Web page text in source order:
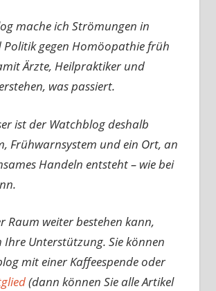
mache ich Strömungen in
Politik gegen Homöopathie früh
Ärzte, Heilpraktiker und
was passiert.
ist der Watchblog deshalb
Frühwarnsystem und ein Ort, an
Handeln entsteht – wie bei
Raum weiter bestehen kann,
Unterstützung. Sie können
mit einer Kaffeespende oder
(dann können Sie alle Artikel